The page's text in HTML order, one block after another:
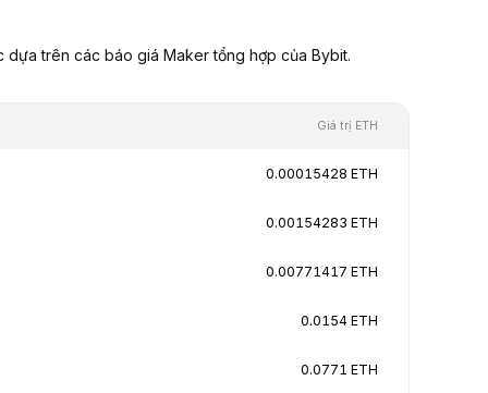
dựa trên các báo giá Maker tổng hợp của Bybit.
Giá trị ETH
0.00015428 ETH
0.00154283 ETH
0.00771417 ETH
0.0154 ETH
0.0771 ETH